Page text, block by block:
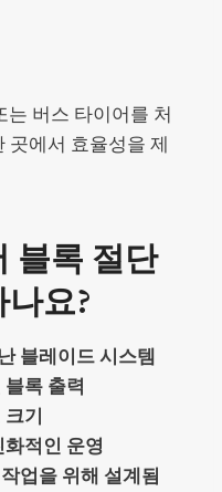
는 버스 타이어를 처
곳에서 효율성을 제
블록 절단
요?
블레이드 시스템
록 출력
크기
적인 운영
업을 위해 설계됨